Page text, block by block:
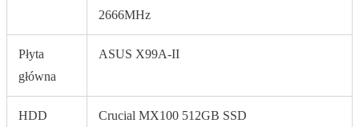
2666MHz
Płyta
główna
ASUS X99A-II
HDD
Crucial MX100 512GB SSD